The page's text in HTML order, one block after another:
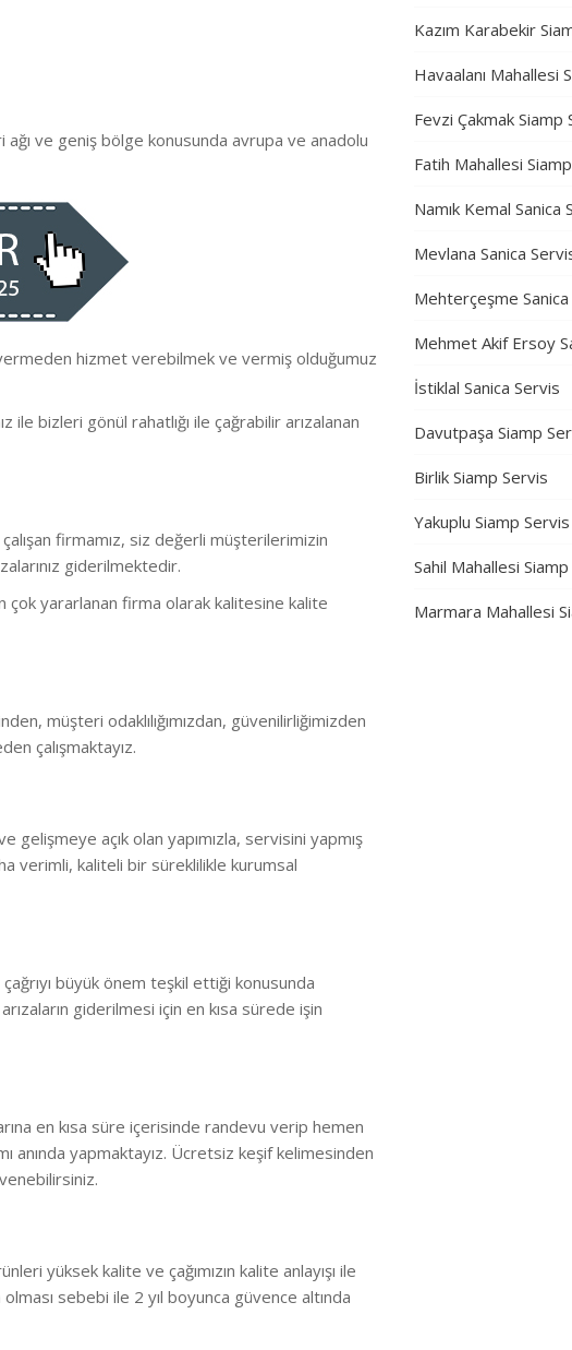
ve geniş bölge konusunda avrupa ve anadolu
hizmet verebilmek ve vermiş olduğumuz
ile bizleri gönül rahatlığı ile çağrabilir arızalanan
firmamız, siz değerli müşterilerimizin
giderilmektedir.
yararlanan firma olarak kalitesine kalite
müşteri odaklılığımızdan, güvenilirliğimizden
çalışmaktayız.
açık olan yapımızla, servisini yapmış
verimli, kaliteli bir süreklilikle kurumsal
büyük önem teşkil ettiği konusunda
giderilmesi için en kısa sürede işin
en kısa süre içerisinde randevu verip hemen
anında yapmaktayız. Ücretsiz keşif kelimesinden
yüksek kalite ve çağımızın kalite anlayışı ile
sebebi ile 2 yıl boyunca güvence altında
Kazım Karabekir
Havaalanı Mahallesi
Fevzi Çakmak Siamp
Fatih Mahallesi
Namık Kemal Sanica
Mevlana Sanica
Mehterçeşme
Mehmet Akif Ersoy
İstiklal Sanica Servis
Davutpaşa Siamp
Birlik Siamp Servis
Yakuplu Siamp Servis
Sahil Mahallesi
Marmara Mahallesi